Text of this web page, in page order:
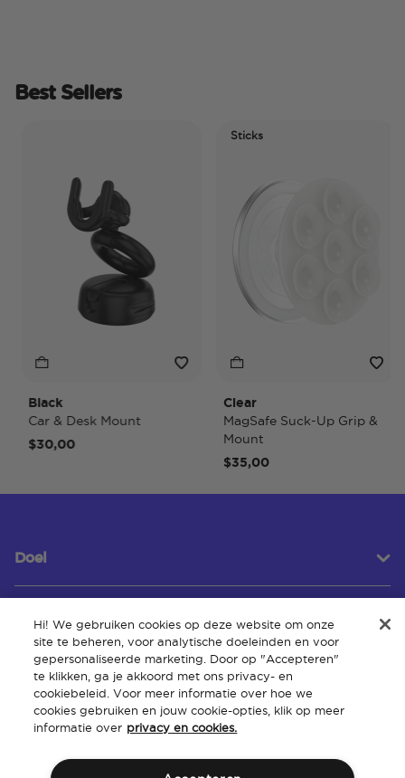
Best Sellers
& Desk Mount
Sticks
Clear
MagSafe Suck-Up Grip &
Mount
$35,00
Doel
Klantenservice
Over
Hi! We gebruiken cookies op deze website om onze
site te beheren, voor analytische doeleinden en voor
gepersonaliseerde marketing. Door op "Accepteren"
te klikken, ga je akkoord met ons privacy- en
cookiebeleid. Voor meer informatie over hoe we
cookies gebruiken en jouw cookie-opties, klik op meer
informatie over privacy en cookies.